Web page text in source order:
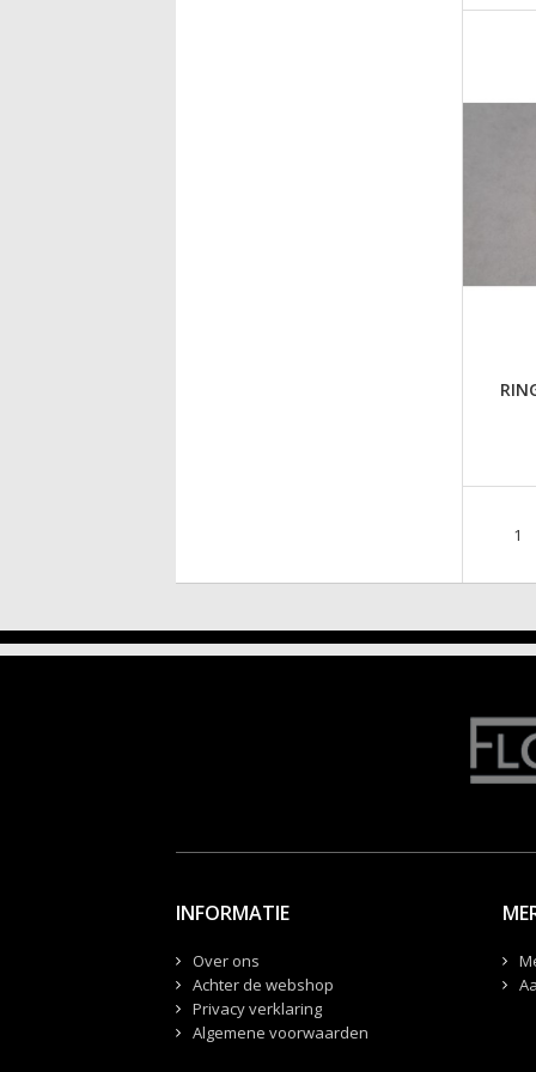
1
INFORMATIE
Over ons
Achter de webshop
Privacy verklaring
Algemene voorwaarden